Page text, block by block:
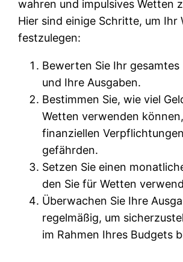
wahren und impulsives Wetten
Hier sind einige Schritte, um Ihr
festzulegen:
Bewerten Sie Ihr gesamtes
und Ihre Ausgaben.
Bestimmen Sie, wie viel
Wetten verwenden
finanziellen
gefährden.
Setzen Sie einen
den Sie für Wetten
Überwachen Sie Ihre
regelmäßig, um
im Rahmen Ihres Budgets